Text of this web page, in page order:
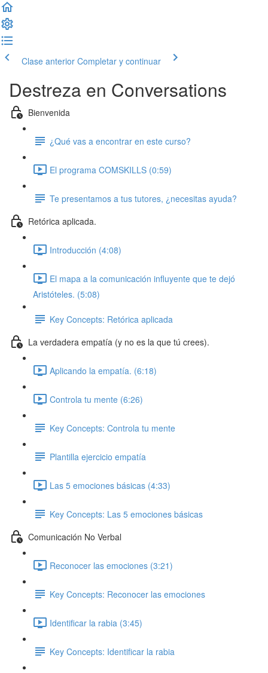
Clase anterior Completar y continuar
Destreza en Conversations
Bienvenida
¿Qué vas a encontrar en este curso?
El programa COMSKILLS (0:59)
Te presentamos a tus tutores, ¿necesitas ayuda?
Retórica aplicada.
Introducción (4:08)
El mapa a la comunicación influyente que te dejó
Aristóteles. (5:08)
Key Concepts: Retórica aplicada
La verdadera empatía (y no es la que tú crees).
Aplicando la empatía. (6:18)
Controla tu mente (6:26)
Key Concepts: Controla tu mente
Plantilla ejercicio empatía
Las 5 emociones básicas (4:33)
Key Concepts: Las 5 emociones básicas
Comunicación No Verbal
Reconocer las emociones (3:21)
Key Concepts: Reconocer las emociones
Identificar la rabia (3:45)
Key Concepts: Identificar la rabia